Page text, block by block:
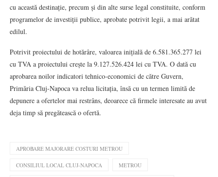
cu această destinație, precum și din alte surse legal constituite, conform
programelor de investiții publice, aprobate potrivit legii, a mai arătat
edilul.
Potrivit proiectului de hotărâre, valoarea inițială de 6.581.365.277 lei
cu TVA a proiectului crește la 9.127.526.424 lei cu TVA. O dată cu
aprobarea noilor indicatori tehnico-economici de către Guvern,
Primăria Cluj-Napoca va relua licitația, însă cu un termen limită de
depunere a ofertelor mai restrâns, deoarece că firmele interesate au avut
deja timp să pregătească o ofertă.
APROBARE MAJORARE COSTURI METROU
CONSILIUL LOCAL CLUJ-NAPOCA METROU